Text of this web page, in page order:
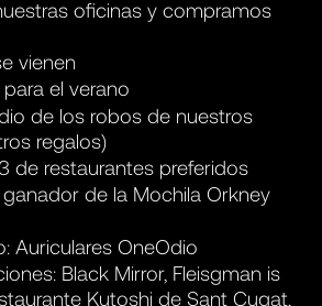
oficinas y compramos
vienen
el verano
de los robos de nuestros
regalos)
de restaurantes preferidos
de la Mochila Orkney
Auriculares OneOdio
Black Mirror, Fleisgman is
Kutoshi de Sant Cugat,